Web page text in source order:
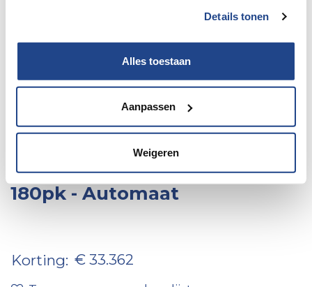
Details tonen
Alles toestaan
Aanpassen
Weigeren
Le Voyageur/LV 7.2 GJF - Fiat -
180pk - Automaat
Korting: € 33.362